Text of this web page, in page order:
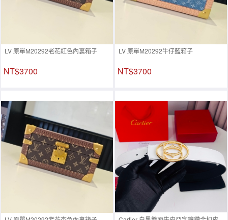
LV 原單M20292老花紅色內裏箱子
NT$3700
LV 原單M20292牛仔藍箱子
NT$3700